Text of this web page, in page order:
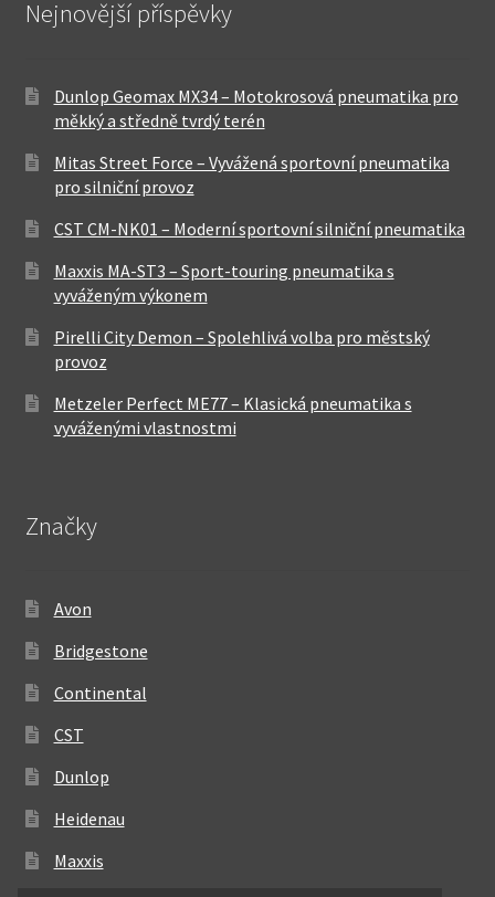
Nejnovější příspěvky
Dunlop Geomax MX34 – Motokrosová pneumatika pro
měkký a středně tvrdý terén
Mitas Street Force – Vyvážená sportovní pneumatika
pro silniční provoz
CST CM-NK01 – Moderní sportovní silniční pneumatika
Maxxis MA-ST3 – Sport-touring pneumatika s
vyváženým výkonem
Pirelli City Demon – Spolehlivá volba pro městský
provoz
Metzeler Perfect ME77 – Klasická pneumatika s
vyváženými vlastnostmi
Značky
Avon
Bridgestone
Continental
CST
Dunlop
Heidenau
Maxxis